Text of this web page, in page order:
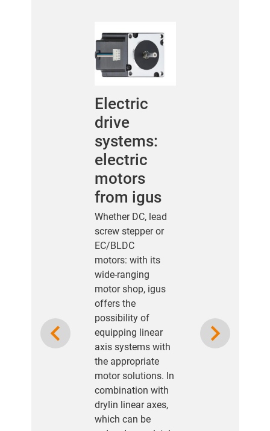
Electric
drive
systems:
electric
motors
from igus
Whether DC, lead
screw stepper or
EC/BLDC
motors: with its
wide-ranging
motor shop, igus
offers the
possibility of
equipping linear
axis systems with
the appropriate
motor solutions. In
combination with
drylin linear axes,
which can be
Previous